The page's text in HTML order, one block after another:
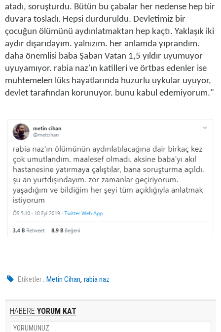
atadı, soruşturdu. Bütün bu çabalar her nedense hep bir
duvara tosladı. Hepsi durduruldu. Devletimiz bir
çocuğun ölümünü aydınlatmaktan hep kaçtı. Yaklaşık iki
aydır dışarıdayım. yalnızım. her anlamda yıprandım.
daha önemlisi baba Şaban Vatan 1,5 yıldır uyumuyor
uyuyamıyor. rabia naz'ın katilleri ve örtbas edenler ise
muhtemelen lüks hayatlarında huzurlu uykular uyuyor,
devlet tarafından korunuyor. bunu kabul edemiyorum."
Etiketler : Metin Cihan,rabia naz
HABERE YORUM KAT